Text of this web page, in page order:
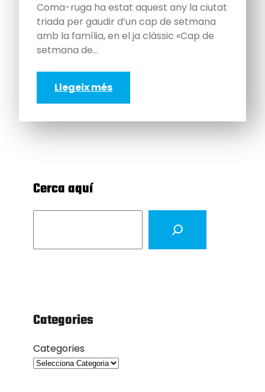
Coma-ruga ha estat aquest any la ciutat
triada per gaudir d’un cap de setmana
amb la família, en el ja clàssic «Cap de
setmana de…
Llegeix més
Cerca aquí
Categories
Categories